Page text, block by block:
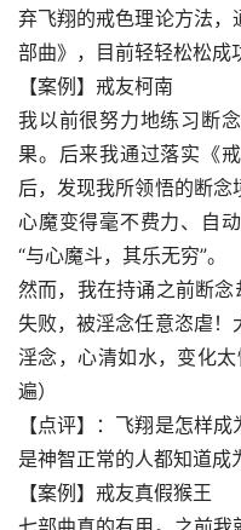
弃飞翔的戒色理论方法
部曲》，目前轻轻松松成
【案例】戒友柯南
我以前很努力地练习断
果。后来我通过落实《
后，发现我所领悟的断
心魔变得毫不费力、自
“与心魔斗，其乐无穷”。
然而，我在持诵之前断念
失败，被淫念任意恣虐
淫念，心清如水，变化
遍）
【点评】：飞翔是怎样
是神智正常的人都知道成
【案例】戒友真假猴王